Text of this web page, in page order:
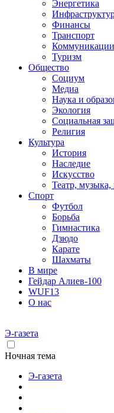
Энергетика
Финансы
Транспорт
Коммуникации
Туризм
Общество
Социум
Медиа
Наука и
Экология
Социальная
Религия
Культура
История
Наследие
Искусство
Театр, музыка,
Спорт
Футбол
Борьба
Гимнастика
Дзюдо
Карате
Шахматы
В мире
Гейдар Алиев-100
WUF13
О нас
Э-газета
Ночная тема
Э-газета